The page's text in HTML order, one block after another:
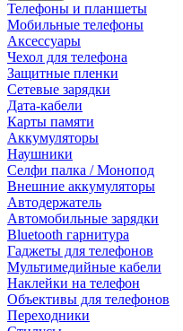
Телефоны и планшеты
Мобильные телефоны
Аксессуары
Чехол для телефона
Защитные пленки
Сетевые зарядки
Дата-кабели
Карты памяти
Аккумуляторы
Наушники
Селфи палка / Монопод
Внешние аккумуляторы
Автодержатель
Автомобильные зарядки
Bluetooth гарнитура
Гаджеты для телефонов
Мультимедийные кабели
Наклейки на телефон
Объективы для телефонов
Переходники